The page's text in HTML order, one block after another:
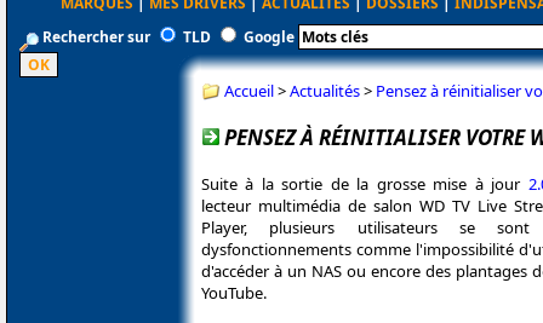
Rechercher sur
TLD Google
Accueil>Actualités> Pensez à réinitialiser
PENSEZ À RÉINITIALISER VOTRE
Suite à la sortie de la grosse mise à jour
lecteur multimédia de salon WD TV Live
Player, plusieurs utilisateurs se
dysfonctionnements comme l'impossibilité
d'accéder à un NAS ou encore des plantages
YouTube.